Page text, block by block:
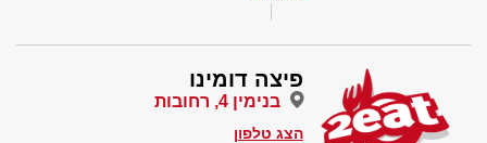
פיצה דומינו
בנימין 4, רחובות
הצג טלפון